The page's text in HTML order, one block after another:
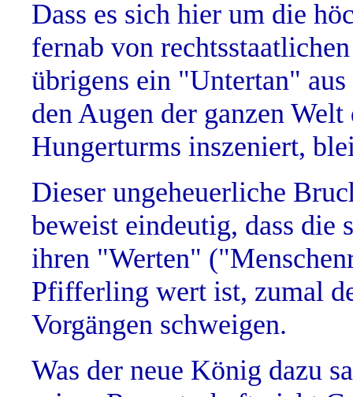
Dass es sich hier um die
fernab von
übrigens ein "Untertan"
den Augen der ganzen
Hungerturms inszeniert,
Dieser ungeheuerliche
beweist eindeutig, dass
ihren "Werten"
Pfifferling wert ist, zumal
Vorgängen schweigen.
Was der neue König dazu